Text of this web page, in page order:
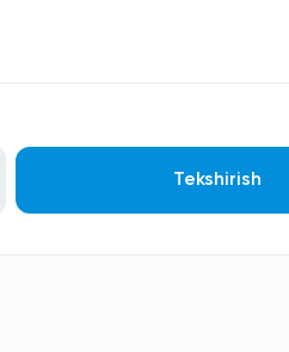
Tekshirish